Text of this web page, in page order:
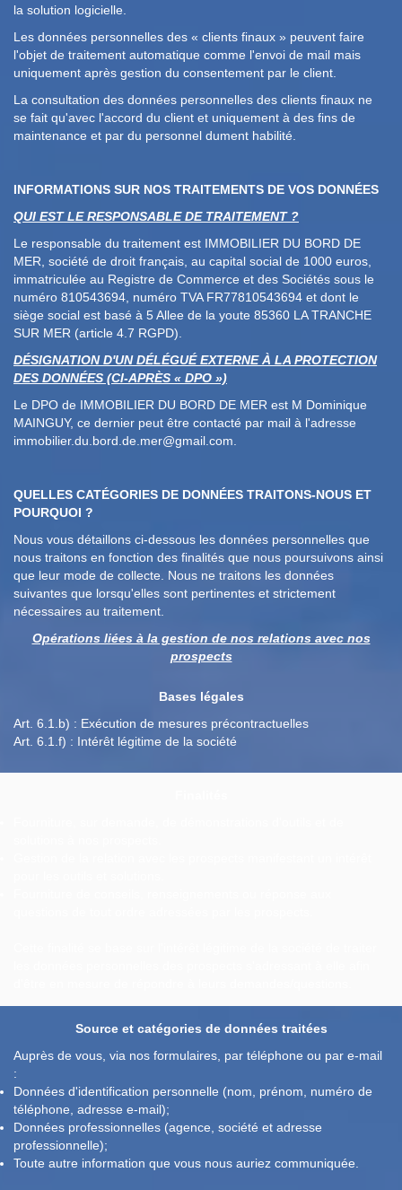
la solution logicielle.
Les données personnelles des « clients finaux » peuvent faire
l'objet de traitement automatique comme l'envoi de mail mais
uniquement après gestion du consentement par le client.
La consultation des données personnelles des clients finaux ne
se fait qu'avec l'accord du client et uniquement à des fins de
maintenance et par du personnel dument habilité.
INFORMATIONS SUR NOS TRAITEMENTS DE VOS DONNÉES
QUI EST LE RESPONSABLE DE TRAITEMENT ?
Le responsable du traitement est IMMOBILIER DU BORD DE
MER, société de droit français, au capital social de 1000 euros,
immatriculée au Registre de Commerce et des Sociétés sous le
numéro 810543694, numéro TVA FR77810543694 et dont le
siège social est basé à 5 Allee de la youte 85360 LA TRANCHE
SUR MER (article 4.7 RGPD).
DÉSIGNATION D'UN DÉLÉGUÉ EXTERNE À LA PROTECTION
DES DONNÉES (CI-APRÈS « DPO »)
Le DPO de IMMOBILIER DU BORD DE MER est M Dominique
MAINGUY, ce dernier peut être contacté par mail à l'adresse
immobilier.du.bord.de.mer@gmail.com.
QUELLES CATÉGORIES DE DONNÉES TRAITONS-NOUS ET
POURQUOI ?
Nous vous détaillons ci-dessous les données personnelles que
nous traitons en fonction des finalités que nous poursuivons ainsi
que leur mode de collecte. Nous ne traitons les données
suivantes que lorsqu'elles sont pertinentes et strictement
nécessaires au traitement.
Opérations liées à la gestion de nos relations avec nos
prospects
Bases légales
Art. 6.1.b) : Exécution de mesures précontractuelles
Art. 6.1.f) : Intérêt légitime de la société
Source et catégories de données traitées
Auprès de vous, via nos formulaires, par téléphone ou par e-mail
:
Données d'identification personnelle (nom, prénom, numéro de
téléphone, adresse e-mail);
Données professionnelles (agence, société et adresse
professionnelle);
Toute autre information que vous nous auriez communiquée.